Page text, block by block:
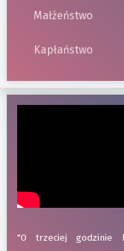
Małżeństwo
Kapłaństwo
"O trzeciej godzinie